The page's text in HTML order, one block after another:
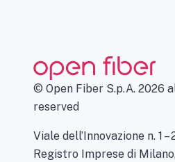
© Open Fiber S.p.A. 2026
reserved
Viale dell’Innovazione n. 1 –
Registro Imprese di